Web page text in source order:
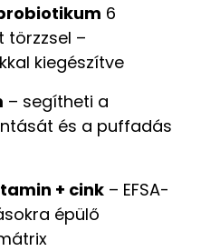
6
törzzsel –
kiegészítve
– segítheti a
és a puffadás
+ cink – EFSA-
épülő